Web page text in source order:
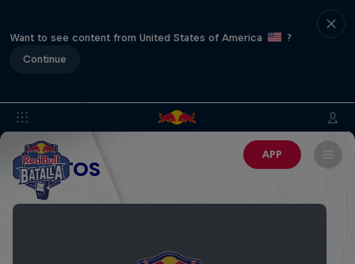
Want to see content from United States of America
?
Continue
APP
EVENTOS